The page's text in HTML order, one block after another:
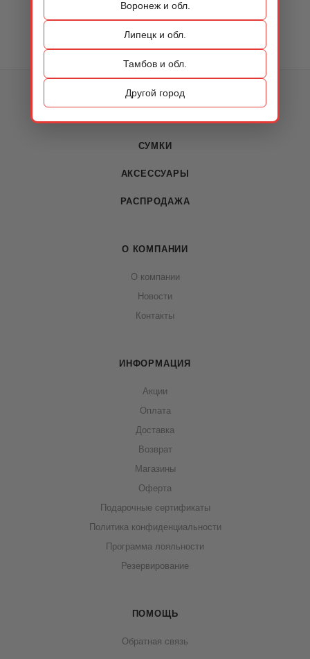
Воронеж и обл.
Липецк и обл.
Тамбов и обл.
Другой город
КАТАЛОГ
СУМКИ
АКСЕССУАРЫ
РАСПРОДАЖА
О КОМПАНИИ
О компании
Новости
Контакты
ИНФОРМАЦИЯ
Акции
Оплата
Доставка
Возврат
Магазины
Оферта
Подарочные сертификаты
Политика конфиденциальности
Программа лояльности
Резервирование
ПОМОЩЬ
Обратная связь